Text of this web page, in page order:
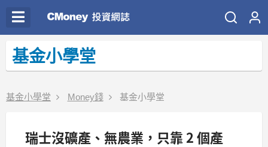
基金小學堂
基金小學堂 Money錢 基金小學堂
瑞士沒礦產、無農業，只靠 2 個產